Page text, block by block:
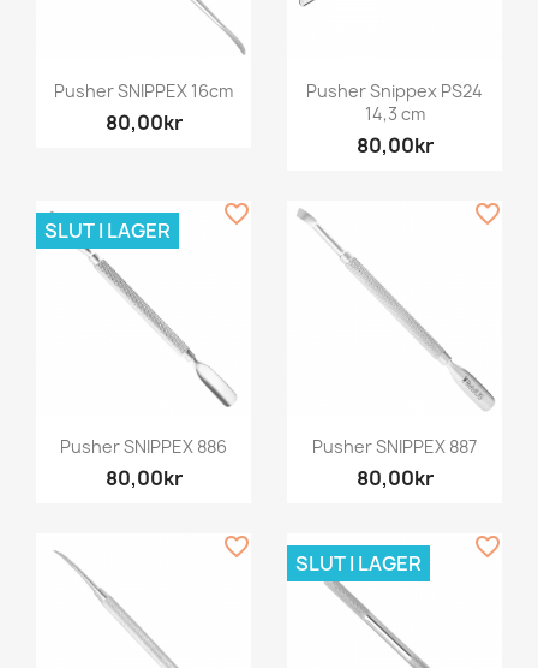
Pusher SNIPPEX 16cm
80,00kr
Pusher Snippex PS24
14,3 cm
80,00kr
Pusher SNIPPEX 886
80,00kr
SLUT I LAGER
favorite_border
Pusher SNIPPEX 887
80,00kr
favorite_border
favorite_border
SLUT I LAGER
favorite_border